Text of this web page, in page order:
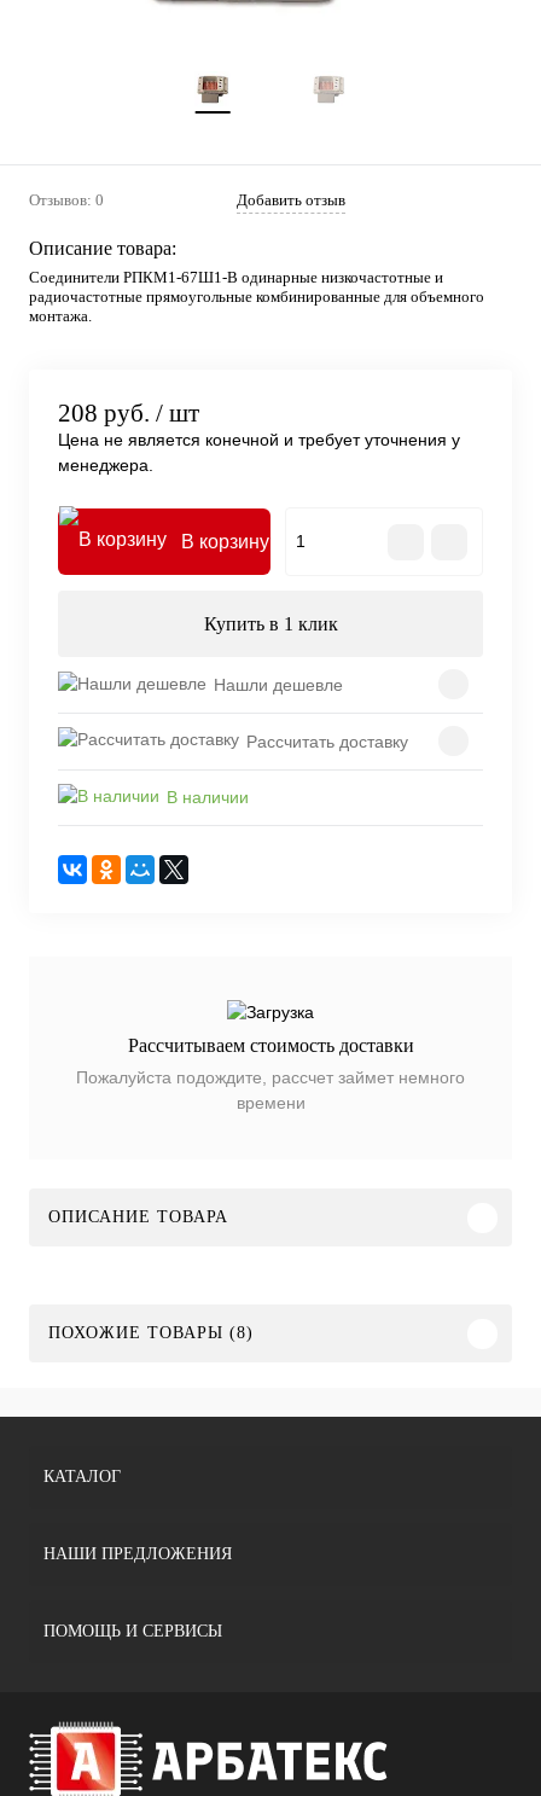
Отзывов: 0 Добавить отзыв
Описание товара:
Соединители РПКМ1-67Ш1-В одинарные низкочастотные и
радиочастотные прямоугольные комбинированные для объемного
монтажа.
208 руб. / шт
Цена не является конечной и требует уточнения у
менеджера.
В корзину
Купить в 1 клик
Нашли дешевле
Рассчитать доставку
В наличии
Рассчитываем стоимость доставки
Пожалуйста подождите, рассчет займет немного
времени
ОПИСАНИЕ ТОВАРА
ПОХОЖИЕ ТОВАРЫ (8)
КАТАЛОГ
НАШИ ПРЕДЛОЖЕНИЯ
ПОМОЩЬ И СЕРВИСЫ